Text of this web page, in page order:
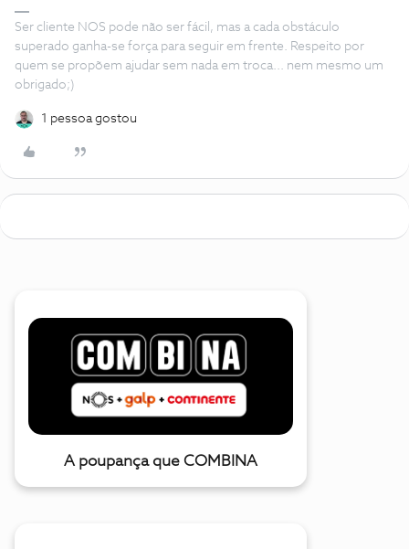
Ser cliente NOS pode não ser fácil, mas a cada obstáculo
superado ganha-se força para seguir em frente. Respeito por
quem se propõem ajudar sem nada em troca... nem mesmo um
obrigado;)
1 pessoa gostou
A poupança que COMBINA